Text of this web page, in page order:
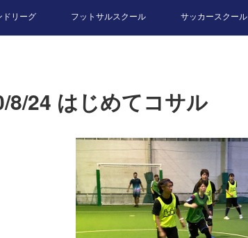
ドリーグ フットサルスクール サッカースクール
8/24 はじめてコサル